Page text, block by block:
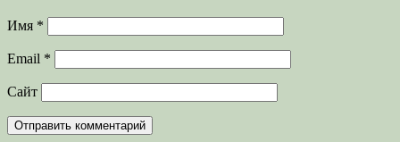
Имя *
Email *
Сайт